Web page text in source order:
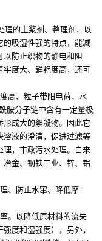
理的上浆剂、整理剂，以
的吸湿性强的特点，能减
防止织物的静电和阻
牢度大、鲜艳度高，还可
高、粒子带阳电荷，水
胺分子链中含有一定量极
成大的絮凝物。因此它
溶液的澄清，促进过滤等
理，市政污水处理。自来
金、钢铁工业、锌、铝
、防止水窜、降低摩
。以降低原材料的流失
度和湿强度），另外，